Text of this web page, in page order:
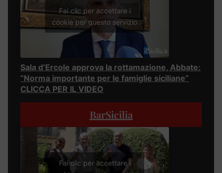
Fai clic per accettare i
cookie per questo servizio
Sala d’Ercole approva la rottamazione, Abbate:
“Norma importante per le famiglie siciliane”
CLICCA PER IL VIDEO
BarSicilia
Fai clic per accettare i